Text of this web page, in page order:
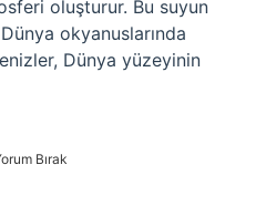
oluşturur. Bu suyun
okyanuslarında
Dünya yüzeyinin
Bırak